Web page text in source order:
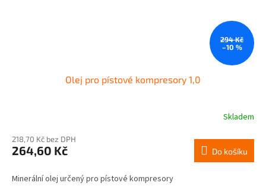
294 Kč
–10 %
Olej pro pístové kompresory 1,0
Skladem
218,70 Kč bez DPH
264,60 Kč Do košíku
Minerální olej určený pro pístové kompresory